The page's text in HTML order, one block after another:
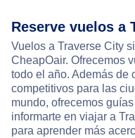
Reserve vuelos a
Vuelos a Traverse City
CheapOair. Ofrecemos
todo el año. Además de
competitivos para las
mundo, ofrecemos
informarte en viajar a
para aprender más